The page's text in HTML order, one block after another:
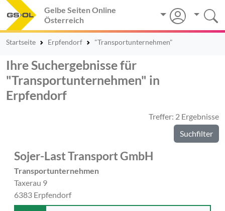
Gelbe Seiten Online
Österreich
Startseite Erpfendorf "Transportunternehmen"
Ihre Suchergebnisse für
"Transportunternehmen" in
Erpfendorf
Treffer: 2 Ergebnisse
Suchfilter
Sojer-Last Transport GmbH
Transportunternehmen
Taxerau 9
6383 Erpfendorf